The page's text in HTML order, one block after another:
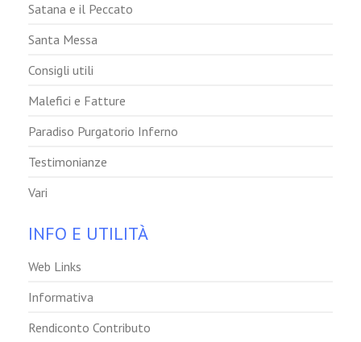
Satana e il Peccato
Santa Messa
Consigli utili
Malefici e Fatture
Paradiso Purgatorio Inferno
Testimonianze
Vari
INFO E UTILITÀ
Web Links
Informativa
Rendiconto Contributo